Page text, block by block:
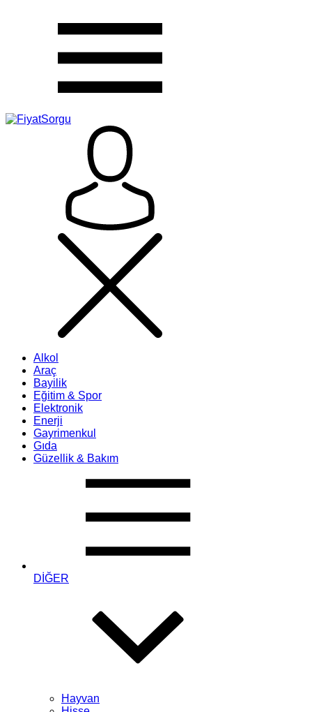
Alkol
Araç
Bayilik
Eğitim & Spor
Elektronik
Enerji
Gayrimenkul
Gıda
Güzellik & Bakım
DİĞER
Hayvan